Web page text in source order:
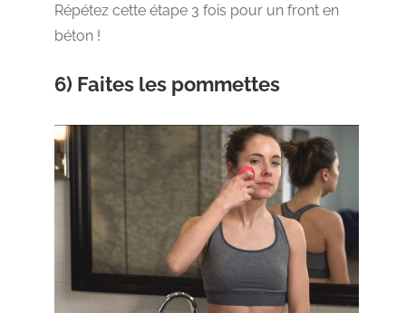
Répétez cette étape 3 fois pour un front en
béton !
6) Faites les pommettes